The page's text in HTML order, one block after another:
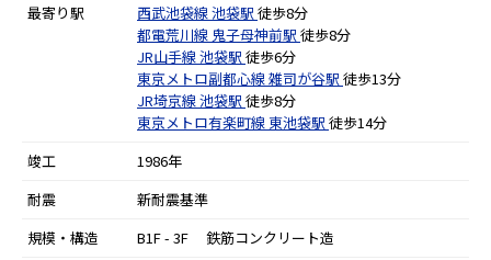
最寄り駅
西武池袋線池袋駅 徒歩8分
都電荒川線 鬼子母神前駅 徒歩8分
JR山手線池袋駅 徒歩6分
東京メトロ副都心線雑司が谷駅 徒歩13分
JR埼京線池袋駅 徒歩8分
東京メトロ有楽町線 東池袋駅 徒歩14分
竣工
1986年
耐震
新耐震基準
規模・構造
B1F - 3F 鉄筋コンクリート造